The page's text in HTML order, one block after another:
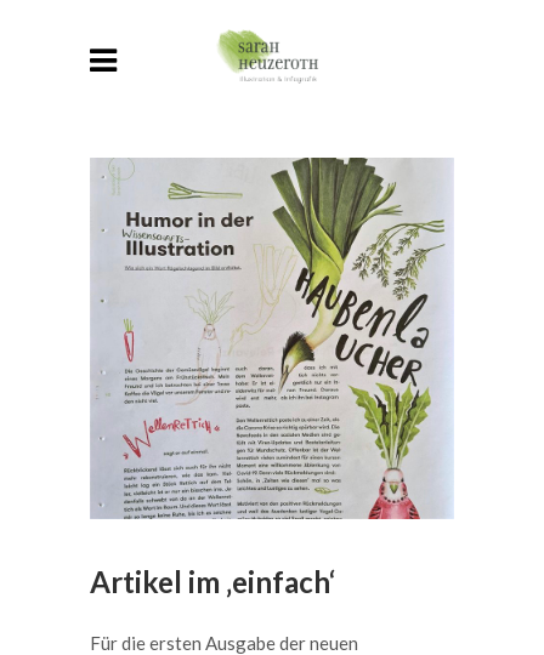
Artikel im ‚einfach‘
Für die ersten Ausgabe der neuen